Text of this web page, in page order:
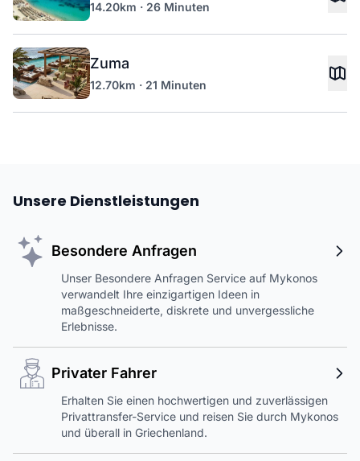
14.20km · 26 Minuten
Zuma
12.70km · 21 Minuten
Unsere Dienstleistungen
Besondere Anfragen
Unser Besondere Anfragen Service auf Mykonos
verwandelt Ihre einzigartigen Ideen in
maßgeschneiderte, diskrete und unvergessliche
Erlebnisse.
Privater Fahrer
Erhalten Sie einen hochwertigen und zuverlässigen
Privattransfer-Service und reisen Sie durch Mykonos
und überall in Griechenland.